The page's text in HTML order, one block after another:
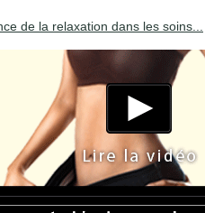
de la relaxation dans les soins...